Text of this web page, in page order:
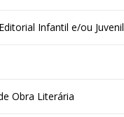
Infantil e/ou Juvenil
Obra Literária